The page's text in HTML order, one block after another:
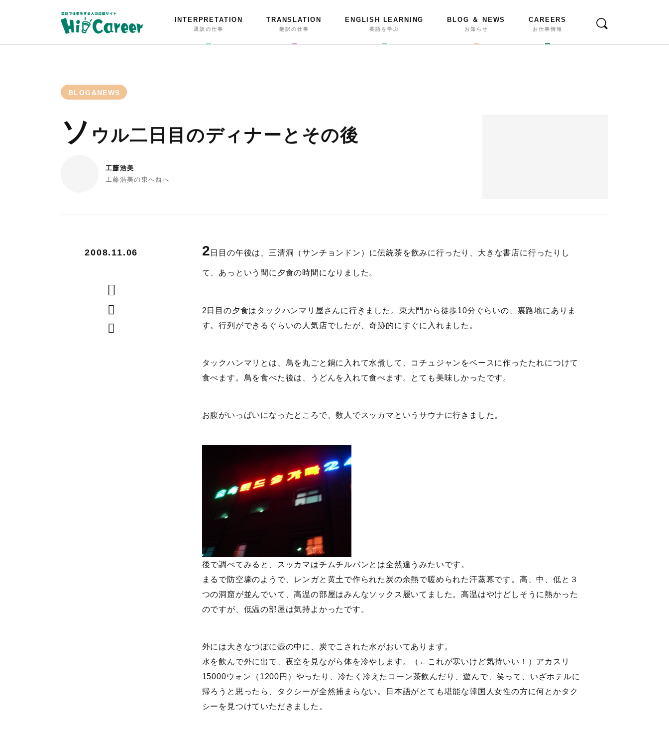
INTERPRETATION
通訳の仕事
TRANSLATION
翻訳の仕事
ENGLISH LEARNING
英語を学ぶ
BLOG ＆ NEWS
お知らせ
CAREERS
お仕事情報
BLOG&NEWS
ソ ウル二日目のディナーとその後
工藤浩美
工藤浩美の東へ西へ
2008.11.06 2 日目の午後は、三清洞（サンチョンドン）に伝統茶を飲みに行ったり、大きな書店に行ったりし
て、あっという間に夕食の時間になりました。
2日目の夕食はタックハンマリ屋さんに行きました。東大門から徒歩10分ぐらいの、裏路地にありま
す。行列ができるぐらいの人気店でしたが、奇跡的にすぐに入れました。
タックハンマリとは、鳥を丸ごと鍋に入れて水煮して、コチュジャンをベースに作ったたれにつけて
食べます。鳥を食べた後は、うどんを入れて食べます。とても美味しかったです。
お腹がいっぱいになったところで、数人でスッカマというサウナに行きました。
後で調べてみると、スッカマはチムチルバンとは全然違うみたいです。
まるで防空壕のようで、レンガと黄土で作られた炭の余熱で暖められた汗蒸幕です。高、中、低と３
つの洞窟が並んでいて、高温の部屋はみんなソックス履いてました。高温はやけどしそうに熱かった
のですが、低温の部屋は気持よかったです。
外には大きなつぼに壺の中に、炭でこされた水がおいてあります。
水を飲んで外に出て、夜空を見ながら体を冷やします。（←これが寒いけど気持いい！）アカスリ
15000ウォン（1200円）やったり、冷たく冷えたコーン茶飲んだり、遊んで、笑って、いざホテルに
帰ろうと思ったら、タクシーが全然捕まらない。日本語がとても堪能な韓国人女性の方に何とかタク
シーを見つけていただきました。